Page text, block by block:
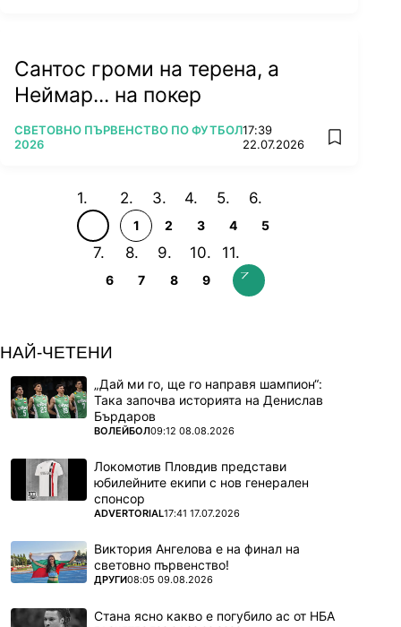
Сантос громи на терена, а
Неймар... на покер
ПОВЕЧЕ ОТ
СВЕТОВНО ПЪРВЕНСТВО ПО ФУТБОЛ
2026
17:39
22.07.2026
add
1 2 3 4 5
6 7 8 9
НАЙ-ЧЕТЕНИ
„Дай ми го, ще го направя шампион“:
Така започва историята на Денислав
Бърдаров
ПОВЕЧЕ ОТ
ВОЛЕЙБОЛ09:12 08.08.2026
Локомотив Пловдив представи
юбилейните екипи с нов генерален
спонсор
ПОВЕЧЕ ОТ
ADVERTORIAL17:41 17.07.2026
Виктория Ангелова е на финал на
световно първенство!
ПОВЕЧЕ ОТ
ДРУГИ08:05 09.08.2026
Стана ясно какво е погубило ас от НБА